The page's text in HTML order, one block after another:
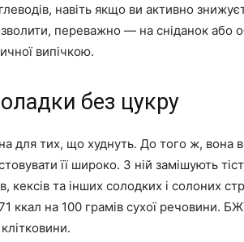
навіть якщо ви активно
переважно — на сніданок або
випічкою.
без цукру
для тих, що худнуть. До того ж, вона
її широко. З ній замішують
кексів та інших солодких і солоних
ккал на 100 грамів сухої речовини.